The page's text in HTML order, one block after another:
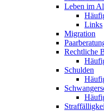
Leben im
Links
Migration
Rechtliche
Schulden